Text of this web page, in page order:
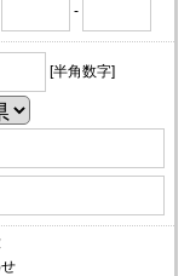
-
[半角数字]